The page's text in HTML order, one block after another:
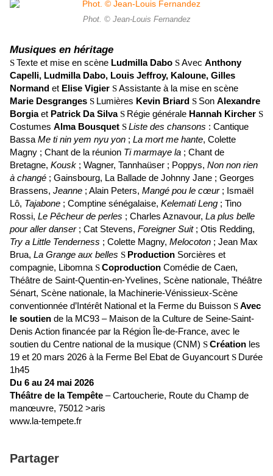
Phot. © Jean-Louis Fernandez
Musiques en héritage
STexte et mise en scène Ludmilla Dabo SAvec Anthony
Capelli, Ludmilla Dabo, Louis Jeffroy, Kaloune, Gilles
Normand et Elise Vigier SAssistante à la mise en scène
Marie Desgranges S Lumières Kevin Briard S Son Alexandre
Borgiaet Patrick Da Silva S Régie générale Hannah Kircher S
Costumes Alma Bousquet SListe des chansons : Cantique
Bassa Me ti nin yem nyu yon ; La mort me hante, Colette
Magny ; Chant de la réunion Ti marmaye la ; Chant de
Bretagne, Kousk ; Wagner, Tannhaüser ; Poppys, Non non rien
à changé ; Gainsbourg, La Ballade de Johnny Jane ; Georges
Brassens, Jeanne ; Alain Peters, Mangé pou le cœur; Ismaël
Lô, Tajabone ; Comptine sénégalaise, Kelemati Leng ; Tino
Rossi, Le Pêcheur de perles ; Charles Aznavour, La plus belle
pour aller danser ; Cat Stevens, Foreigner Suit ; Otis Redding,
Try a Little Tenderness ; Colette Magny, Melocoton ; Jean Max
Brua, La Grange aux belles S Production Sorcières et
compagnie, Libomna SCoproduction Comédie de Caen,
Théâtre de Saint-Quentin-en-Yvelines, Scène nationale, Théâtre
Sénart, Scène nationale, la Machinerie-Vénissieux-Scène
conventionnée d’Intérêt National et la Ferme du Buisson SAvec
le soutien de la MC93 – Maison de la Culture de Seine-Saint-
Denis Action financée par la Région Île-de-France, avec le
soutien du Centre national de la musique (CNM) SCréation les
19 et 20 mars 2026 à la Ferme Bel Ebat de Guyancourt S Durée
1h45
Du 6 au 24 mai 2026
Théâtre de la Tempête – Cartoucherie, Route du Champ de
manœuvre, 75012 >aris
www.la-tempete.fr
Partager